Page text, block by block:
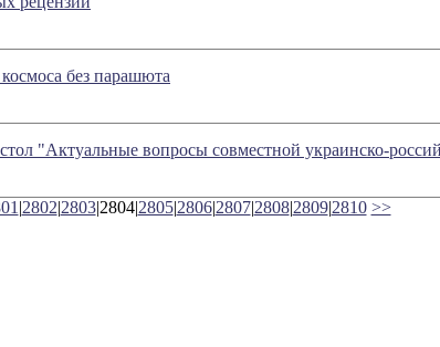
без парашюта
"Актуальные вопросы совместной украинско-
|2802|2803|2804|2805|2806|2807|2808|2809|2810 >>